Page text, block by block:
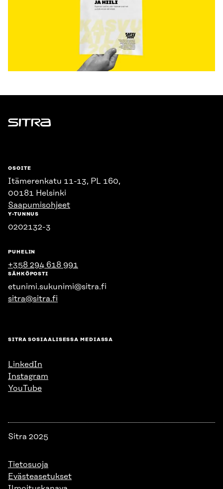
Sitra
OSOITE
Itämerenkatu 11-13, PL 160,
00181 Helsinki
Saapumisohjeet
Y-TUNNUS
0202132-3
PUHELIN
+358 294 618 991
SÄHKÖPOSTI
etunimi.sukunimi@sitra.fi
sitra@sitra.fi
SITRA SOSIAALISESSA MEDIASSA
LinkedIn
Instagram
YouTube
Sitra 2025
Tietosuoja
Evästeasetukset